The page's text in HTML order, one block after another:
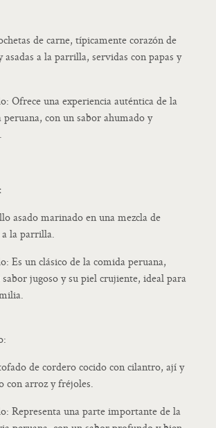
de carne, típicamente corazón de
asadas a la parrilla, servidas con papas y
Ofrece una experiencia auténtica de la
con un sabor ahumado y
asado marinado en una mezcla de
a la parrilla.
Es un clásico de la comida peruana,
jugoso y su piel crujiente, ideal para
de cordero cocido con cilantro, ají y
con arroz y fréjoles.
Representa una parte importante de la